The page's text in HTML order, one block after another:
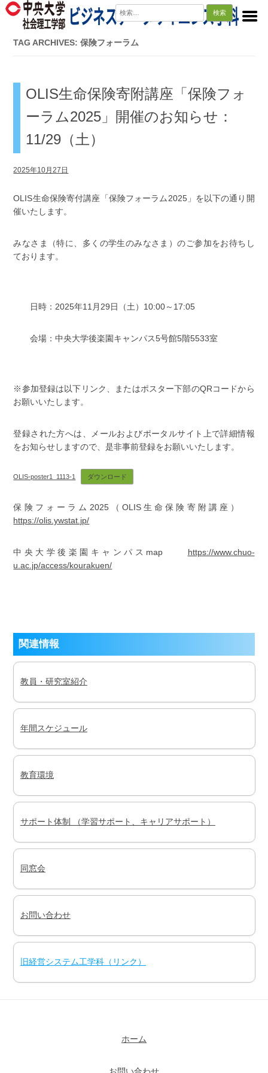
検
索:
TAG ARCHIVES: 保険フォーラム
OLIS生命保険寄附講座「保険フォ
ーラム2025」開催のお知らせ：
11/29（土）
2025年10月27日
OLIS生命保険寄付講座「保険フォーラム2025」を以下の通り開
催いたします。
みなさま（特に、多くの学生のみなさま）のご参加をお待ちし
ております。
日時：2025年11月29日（土）10:00～17:05
会場：中央大学後楽園キャンパス5号館5階5533室
※参加登録は以下リンク、またはポスター下部のQRコードから
お願いいたします。
登録された方へは、メールおよびポータルサイト上で詳細情報
をお知らせしますので、是非事前登録をお願いいたします。
OLIS-poster1_1113-1 ダウンロード
保険フォーラム2025（OLIS生命保険寄附講座）
https://olis.ywstat.jp/
中央大学後楽園キャンパスmap https://www.chuo-
u.ac.jp/access/kourakuen/
関連情報
教員・研究室紹介
年間スケジュール
教育環境
サポート体制 （学習サポート、キャリアサポート）
同窓会
お問い合わせ
旧経営システム工学科（リンク）
ホーム